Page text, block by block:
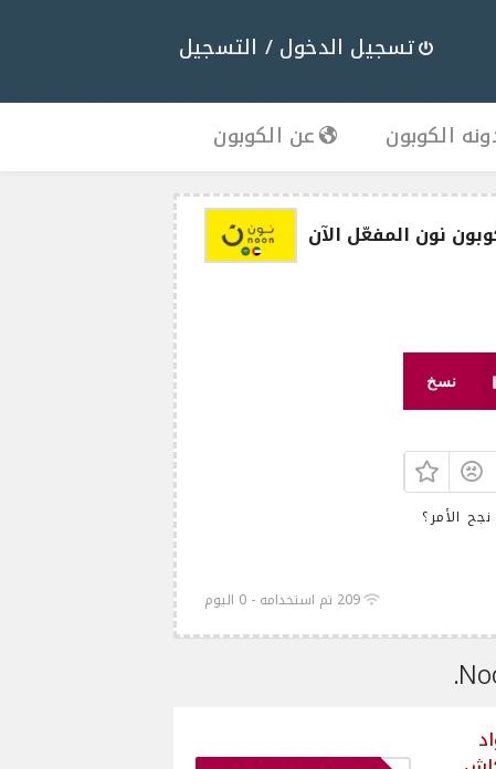
تسجيل الدخول / التسجيل
الكوبون عن الكوبون
نسخ
الأمر؟
209 تم استخدامه - 0 اليوم
أكواد